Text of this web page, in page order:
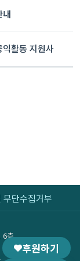
내
활동 지원사
무단수집거부
6층
후원하기